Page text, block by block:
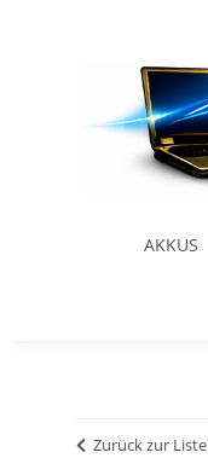
AKKUS
Zurück zur Liste